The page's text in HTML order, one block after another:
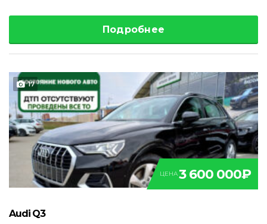
Подробнее
17
ЦЕНА3 600 000₽
Audi Q3